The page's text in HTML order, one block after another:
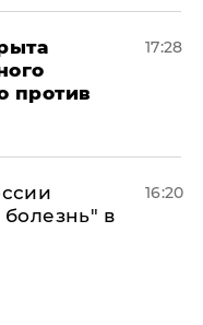
против
17:28
болезнь" в
16:20